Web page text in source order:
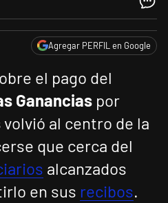
Agregar PERFIL en Google
el pago del
Ganancias por
volvió al centro de la
que cerca del
alcanzados
en sus recibos.